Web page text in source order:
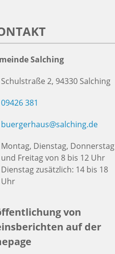
Salching
Schulstraße 2, 94330 Salching
09426 381
buergerhaus@salching.de
Montag, Dienstag, Donnerstag
und Freitag von 8 bis 12 Uhr
Dienstag zusätzlich: 14 bis 18
Uhr
von
auf der